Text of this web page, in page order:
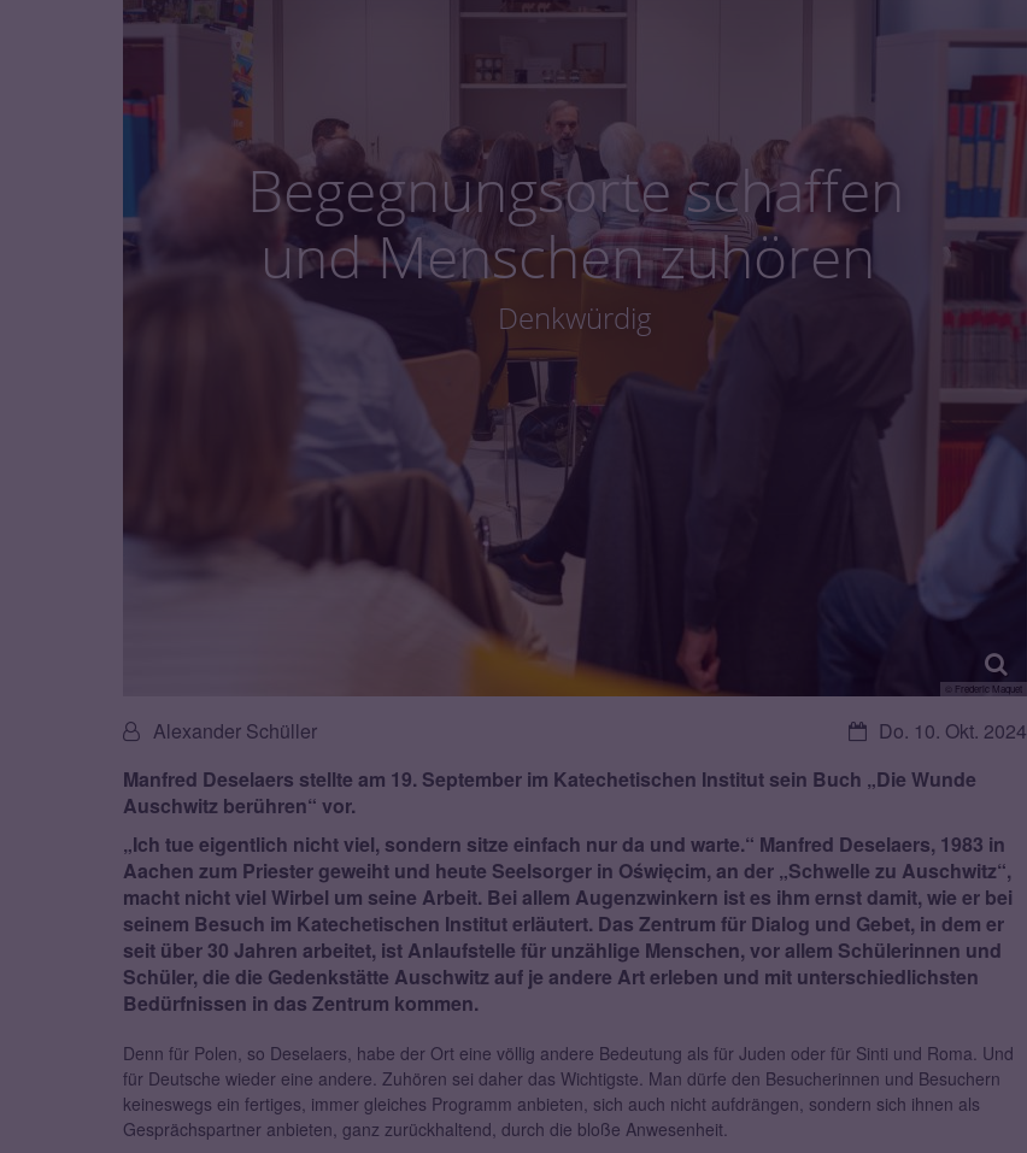
Begegnungsorte schaffen
und Menschen zuhören
Denkwürdig
© Frederic Maquet
Datum:Do. 10. Okt. 2024
Von:Alexander Schüller
Manfred Deselaers stellte am 19. September im Katechetischen Institut sein Buch „Die Wunde
Auschwitz berühren“ vor.
„Ich tue eigentlich nicht viel, sondern sitze einfach nur da und warte.“ Manfred Deselaers, 1983 in
Aachen zum Priester geweiht und heute Seelsorger in Oświęcim, an der „Schwelle zu Auschwitz“,
macht nicht viel Wirbel um seine Arbeit. Bei allem Augenzwinkern ist es ihm ernst damit, wie er bei
seinem Besuch im Katechetischen Institut erläutert. Das Zentrum für Dialog und Gebet, in dem er
seit über 30 Jahren arbeitet, ist Anlaufstelle für unzählige Menschen, vor allem Schülerinnen und
Schüler, die die Gedenkstätte Auschwitz auf je andere Art erleben und mit unterschiedlichsten
Bedürfnissen in das Zentrum kommen.
Denn für Polen, so Deselaers, habe der Ort eine völlig andere Bedeutung als für Juden oder für Sinti und Roma. Und
für Deutsche wieder eine andere. Zuhören sei daher das Wichtigste. Man dürfe den Besucherinnen und Besuchern
keineswegs ein fertiges, immer gleiches Programm anbieten, sich auch nicht aufdrängen, sondern sich ihnen als
Gesprächspartner anbieten, ganz zurückhaltend, durch die bloße Anwesenheit.